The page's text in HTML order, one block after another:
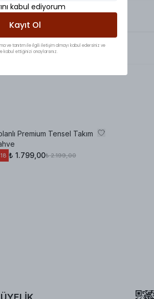
Premium Tensel Takım
18 ₺ 1.799,00₺ 2.199,00
kabul ediyorum
Kayıt Ol
ve tanıtım ile ilgili iletişim almayı kabul edersiniz ve
kabul ettiğinizi onaylarsınız.